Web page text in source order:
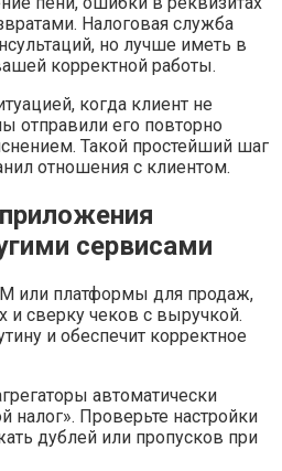
Налоговая служба
но лучше иметь в
корректной работы.
когда клиент не
отправили его повторно
Такой простейший шаг
отношения с клиентом.
сервисами
или платформы для продаж,
и сверку чеков с выручкой.
и обеспечит корректное
автоматически
Проверьте настройки
дублей или пропусков при